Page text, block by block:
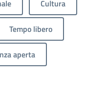
Cultura
Tempo libero
aperta